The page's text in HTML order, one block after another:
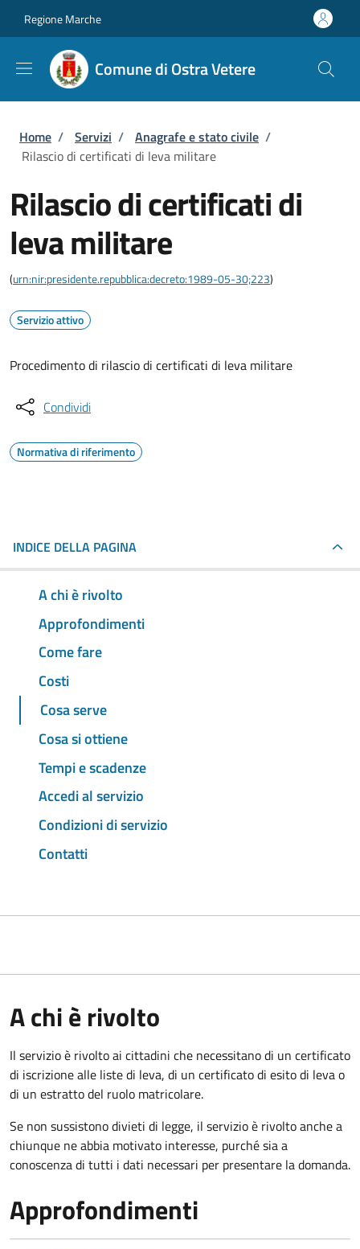
Regione Marche
Comune di Ostra Vetere
Briciole di pane
Home / Servizi / Anagrafe e stato civile /
Rilascio di certificati di leva militare
Rilascio di certificati di
leva militare
(urn:nir:presidente.repubblica:decreto:1989-05-30;223)
Servizio attivo
Procedimento di rilascio di certificati di leva militare
Condividi
Normativa di riferimento
INDICE DELLA PAGINA
A chi è rivolto
Approfondimenti
Come fare
Costi
Cosa serve
Cosa si ottiene
Tempi e scadenze
Accedi al servizio
Condizioni di servizio
Contatti
A chi è rivolto
Il servizio è rivolto ai cittadini che necessitano di un certificato
di iscrizione alle liste di leva, di un certificato di esito di leva o
di un estratto del ruolo matricolare.
Se non sussistono divieti di legge, il servizio è rivolto anche a
chiunque ne abbia motivato interesse, purché sia a
conoscenza di tutti i dati necessari per presentare la domanda.
Approfondimenti